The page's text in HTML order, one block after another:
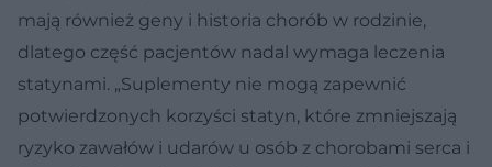
mają również geny i historia chorób w rodzinie,
dlatego część pacjentów nadal wymaga leczenia
statynami. „Suplementy nie mogą zapewnić
potwierdzonych korzyści statyn, które zmniejszają
ryzyko zawałów i udarów u osób z chorobami serca i